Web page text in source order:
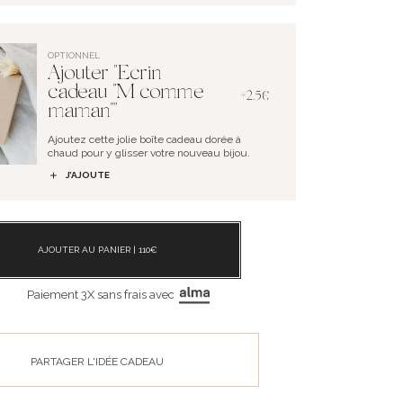
OPTIONNEL
Ajouter "Ecrin
cadeau "M comme
maman""
+2.5€
Ajoutez cette jolie boîte cadeau dorée à
chaud pour y glisser votre nouveau bijou.
J’AJOUTE
AJOUTER AU PANIER | 110€
Paiement 3X sans frais avec
PARTAGER L'IDÉE CADEAU